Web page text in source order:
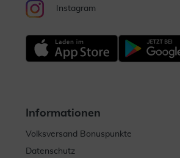
Instagram
Informationen
Volksversand Bonuspunkte
Datenschutz